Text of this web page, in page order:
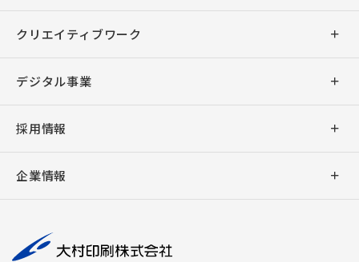
商業印刷
加工
バリアブル印刷
AUGGLE
クリエイティブワーク
デザイン
キャラクター販促
組版
デジタル事業
アプリ開発
デジタルサイネージ
採用情報
新卒採用
大村印刷の働き方
企業情報
会社概要